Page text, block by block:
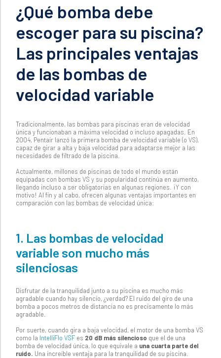
¿Qué bomba debe
escoger para su piscina?
Las principales ventajas
de las bombas de
velocidad variable
Tradicionalmente, las bombas para piscinas eran de velocidad
única y funcionaban a máxima velocidad o incluso apagadas. En
2004, Pentair lanzó la primera bomba de velocidad variable (o VS),
capaz de girar a alta y baja velocidad para adaptarse mejor a las
necesidades de filtrado de la piscina.
Actualmente, millones de piscinas de todo el mundo están
equipadas con bombas VS y su popularidad continúa en aumento,
llegando incluso a ser obligatorias en algunas regiones. ¡Y con
motivo! Al fin y al cabo, ofrecen algunas ventajas importantes en
comparación con las bombas de velocidad única:
1. Las bombas de velocidad
variable son mucho más
silenciosas
Disfrutar de la tranquilidad junto a su piscina es mucho más
agradable cuando hay silencio, ¿verdad? El ruido del giro de una
bomba a pocos metros de distancia no es precisamente lo más
agradable.
Por suerte, cuando gira a baja velocidad, el motor de una bomba VS
como la IntelliFlo VSF es 20 dB más silencioso que el de una
bomba de velocidad única, lo que equivale a una cuarta parte del
ruido. Una increíble ventaja para la tranquilidad de su piscina.